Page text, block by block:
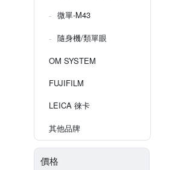
微單-M43
隨身機/類單眼
OM SYSTEM
FUJIFILM
LEICA 徠卡
其他品牌
價格